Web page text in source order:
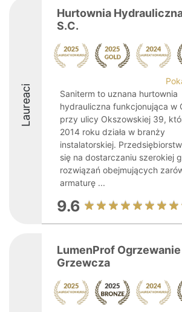
Laureaci
Hurtownia
S.C.
Saniterm to uznana hurtownia
hydrauliczna funkcjonująca w
przy ulicy Okszowskiej 39,
2014 roku działa w branży
instalatorskiej.
się na dostarczaniu szerokiej
rozwiązań obejmujących
armaturę ...
9.6
LumenProf
Grzewcza